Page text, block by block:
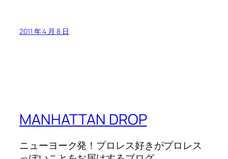
2011 年 4 月 8 日
MANHATTAN DROP
ニューヨーク発！プロレス好きがプロレス